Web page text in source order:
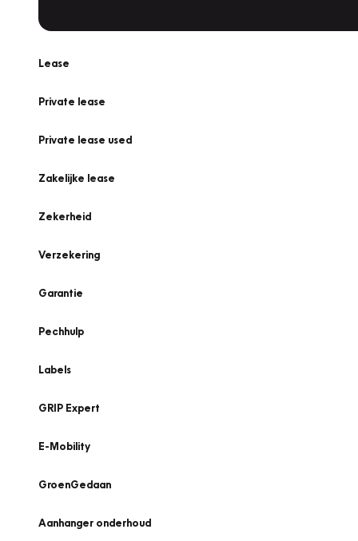
Lease
Private lease
Private lease used
Zakelijke lease
Zekerheid
Verzekering
Garantie
Pechhulp
Labels
GRIP Expert
E-Mobility
GroenGedaan
Aanhanger onderhoud